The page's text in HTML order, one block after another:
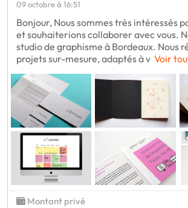
09 octobre à 16:51
Bonjour, Nous sommes très intéressés
et souhaiterions collaborer avec vous.
studio de graphisme à Bordeaux. Nous
projets sur-mesure, adaptés à v Voir
Montant privé